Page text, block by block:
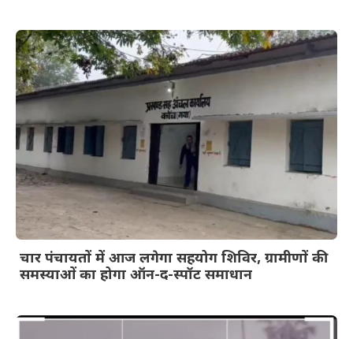
चार पंचायतों में आज लगेगा सहयोग शिविर, ग्रामीणों की
समस्याओं का होगा ऑन-द-स्पॉट समाधान